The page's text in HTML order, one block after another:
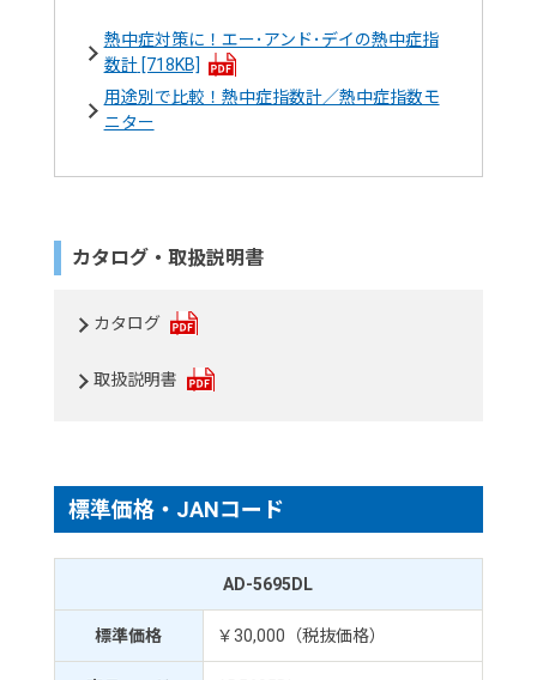
熱中症対策に！エー･アンド･デイの熱中症指
数計[718KB]
用途別で比較！熱中症指数計／熱中症指数モ
ニター
カタログ・取扱説明書
カタログ
取扱説明書
標準価格・JANコード
AD-5695DL
標準価格 ￥30,000（税抜価格）